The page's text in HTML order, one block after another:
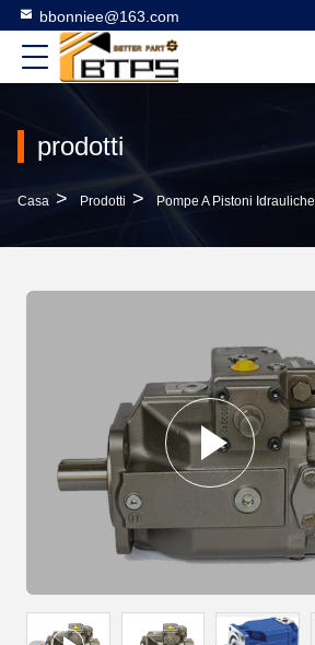
bbonniee@163.com
prodotti
Casa > Prodotti > Pompe A Pistoni Idrauliche